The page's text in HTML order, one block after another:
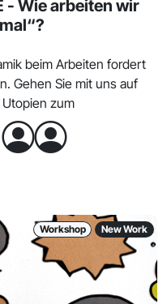
- Wie arbeiten wir
beim Arbeiten fordert
Gehen Sie mit uns auf
zum
Workshop New Work